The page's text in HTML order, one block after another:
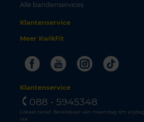
Alle bandenservices
Klantenservice
Meer KwikFit
FacebookYoutubeInstagram
Tiktok
Klantenservice
088 - 5945348
Lokaal tarief. Bereikbaar van maandag t/m vrijdag
uur.